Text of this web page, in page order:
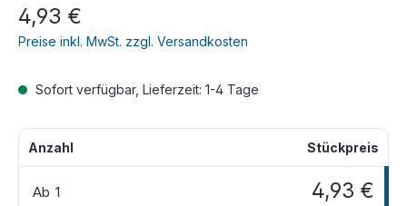
4,93 €
Preise inkl. MwSt. zzgl. Versandkosten
Sofort verfügbar, Lieferzeit: 1-4 Tage
Anzahl Stückpreis
Ab 1 4,93 €